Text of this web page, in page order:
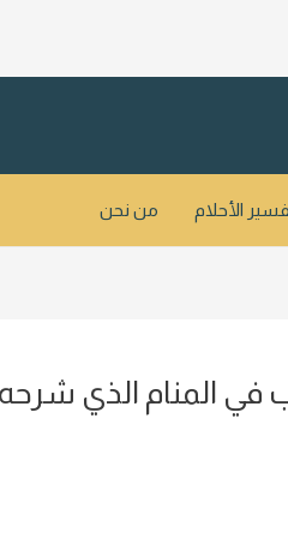
الأحلام من نحن
في المنام الذي